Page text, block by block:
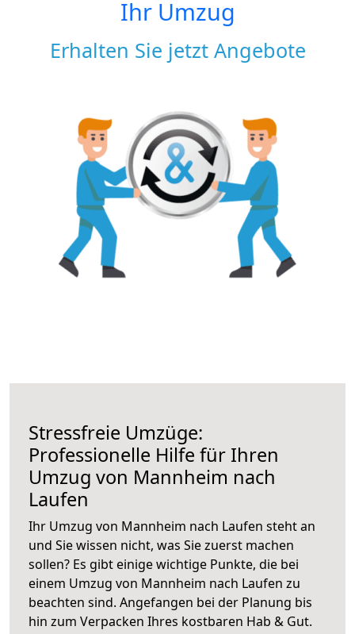
Ihr Umzug
Erhalten Sie jetzt Angebote
Stressfreie Umzüge:
Professionelle Hilfe für Ihren
Umzug von Mannheim nach
Laufen
Ihr Umzug von Mannheim nach Laufen steht an
und Sie wissen nicht, was Sie zuerst machen
sollen? Es gibt einige wichtige Punkte, die bei
einem Umzug von Mannheim nach Laufen zu
beachten sind. Angefangen bei der Planung bis
hin zum Verpacken Ihres kostbaren Hab & Gut.